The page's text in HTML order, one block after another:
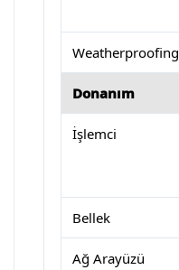
Weatherproofing
Donanım
İşlemci
Bellek
Ağ Arayüzü